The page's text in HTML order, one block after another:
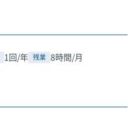
1回/年 残業 8時間/月